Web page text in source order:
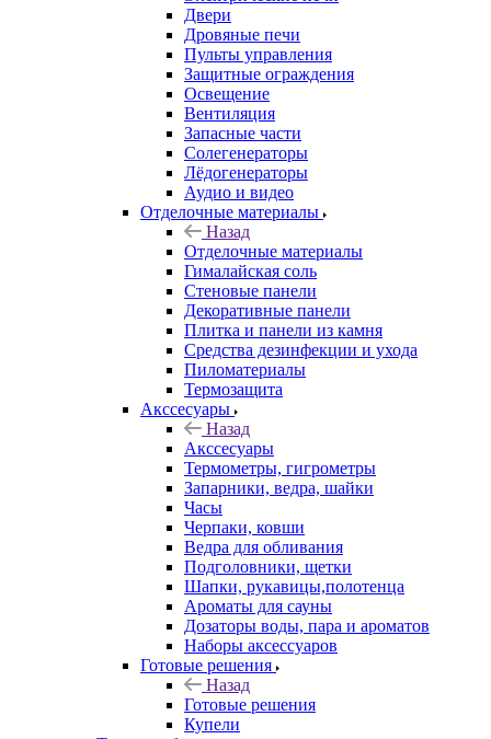
Двери
Дровяные печи
Пульты управления
Защитные ограждения
Освещение
Вентиляция
Запасные части
Солегенераторы
Лёдогенераторы
Аудио и видео
Отделочные материалы
Назад
Отделочные материалы
Гималайская соль
Стеновые панели
Декоративные панели
Плитка и панели из камня
Средства дезинфекции и ухода
Пиломатериалы
Термозащита
Аксcесуары
Назад
Аксcесуары
Термометры, гигрометры
Запарники, ведра, шайки
Часы
Черпаки, ковши
Ведра для обливания
Подголовники, щетки
Шапки, рукавицы,полотенца
Ароматы для сауны
Дозаторы воды, пара и ароматов
Наборы аксессуаров
Готовые решения
Назад
Готовые решения
Купели